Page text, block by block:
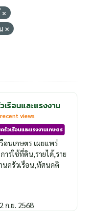
รือนและแรงงาน
views
รัวเรือนและแรงงานเกษตร
อนเกษตร เผยแพร่
ารใช้ที่ดิน,รายได้,ราย
ครัวเรือน,ทัศนคติ
ก.ย. 2568